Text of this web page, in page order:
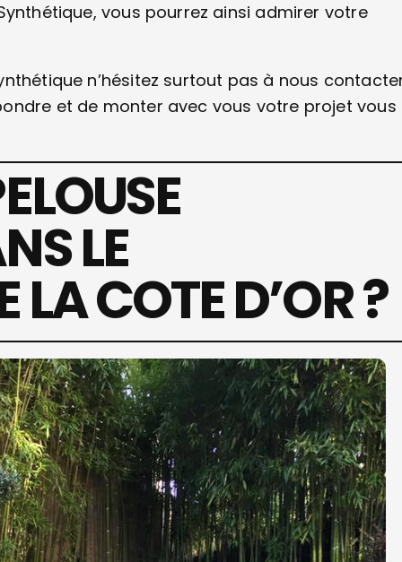
vous pourrez ainsi admirer votre
n’hésitez surtout pas à nous
et de monter avec vous votre projet vous
LE
COTE D’OR ?